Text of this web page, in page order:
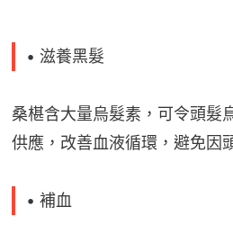
• 滋養黑髮
桑椹含大量烏髮素，可令頭髮
供應，改善血液循環，避免因
• 補血